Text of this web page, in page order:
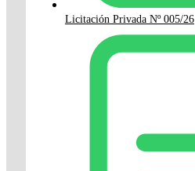
Licitación Privada Nº 005/26